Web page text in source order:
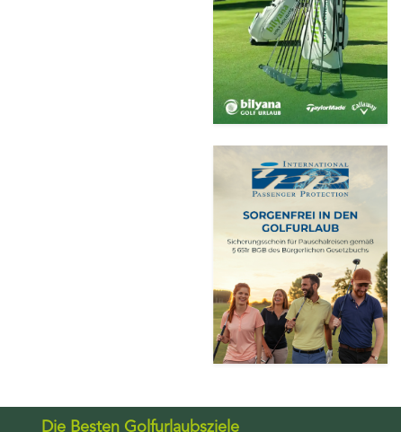
Die Besten Golfurlaubsziele